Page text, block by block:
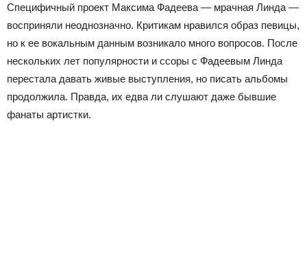
Специфичный проект Максима Фадеева — мрачная Линда —
восприняли неоднозначно. Критикам нравился образ певицы,
но к ее вокальным данным возникало много вопросов. После
нескольких лет популярности и ссоры с Фадеевым Линда
перестала давать живые выступления, но писать альбомы
продолжила. Правда, их едва ли слушают даже бывшие
фанаты артистки.